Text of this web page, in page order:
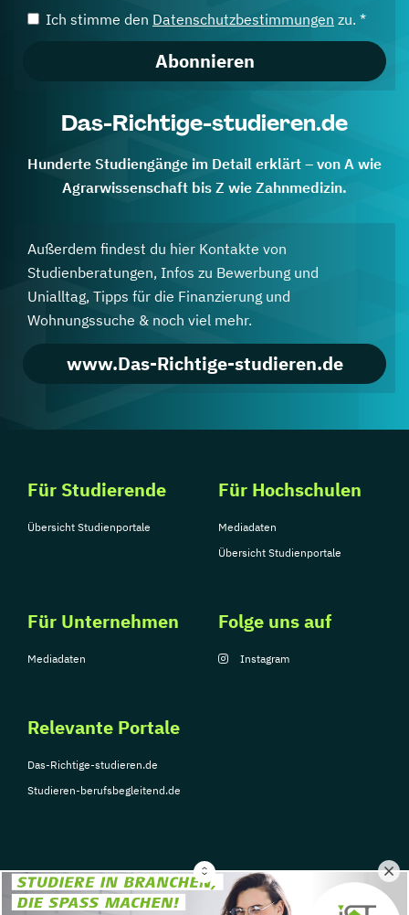
Ich stimme den Datenschutzbestimmungen zu. *
Abonnieren
Das-Richtige-studieren.de
Hunderte Studiengänge im Detail erklärt – von A wie
Agrarwissenschaft bis Z wie Zahnmedizin.
Außerdem findest du hier Kontakte von
Studienberatungen, Infos zu Bewerbung und
Unialltag, Tipps für die Finanzierung und
Wohnungssuche & noch viel mehr.
www.Das-Richtige-studieren.de
Für Studierende
Übersicht Studienportale
Für Hochschulen
Mediadaten
Übersicht Studienportale
Für Unternehmen
Mediadaten
Relevante Portale
Das-Richtige-studieren.de
Studieren-berufsbegleitend.de
Folge uns auf
Instagram
© Copyright 2026, TarGroup Media GmbH